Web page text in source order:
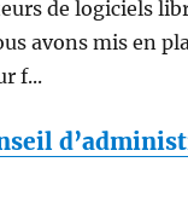
de logiciels
avons mis en
f...